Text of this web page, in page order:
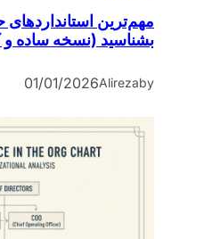
مهم‌ترین استانداردهای
بشناسید (نسخه ساده و
by
Alireza
01/01/2026